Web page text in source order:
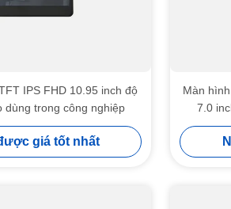
IPS FHD 10.95 inch độ
dùng trong công nghiệp
giá tốt nhất
Màn
7.0